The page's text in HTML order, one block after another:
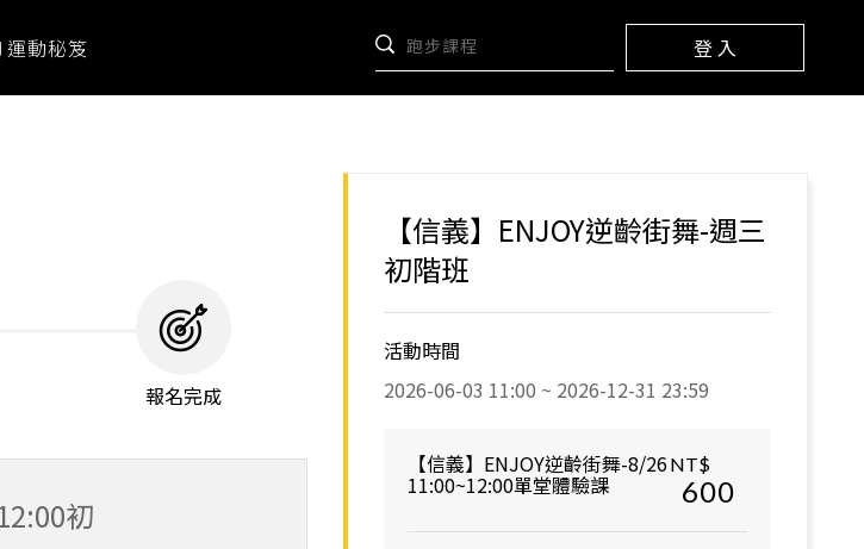
運動秘笈 登 入
報名完成
初
【信義】ENJOY逆齡街舞-週三
初階班
活動時間
2026-06-03 11:00 ~ 2026-12-31 23:59
【信義】ENJOY逆齡街舞-8/26
11:00~12:00單堂體驗課
NT$
600